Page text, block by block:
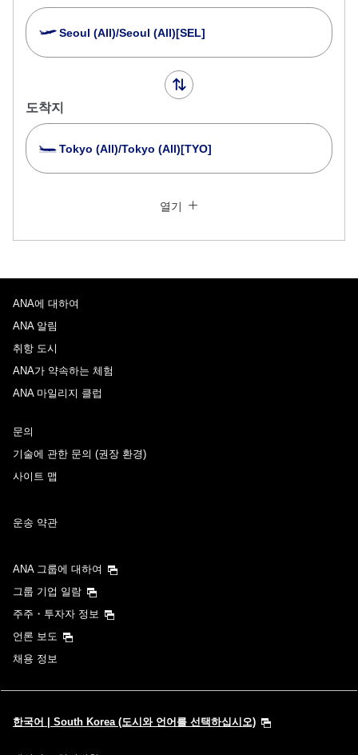
Seoul (All)/Seoul (All)[SEL]
도착지
Tokyo (All)/Tokyo (All)[TYO]
운임 타입 지정하지 않음
출국 출발일 및 시간대
시간 지정하지 않음
시간 지정하지 않음
경유지 및 환승 소요 시간을 추가하기
열기
ANA에 대하여
ANA 알림
취항 도시
ANA가 약속하는 체험
ANA 마일리지 클럽
문의
기술에 관한 문의 (권장 환경)
사이트 맵
운송 약관
ANA 그룹에 대하여
그룹 기업 일람
주주・투자자 정보
언론 보도
채용 정보
한국어 | South Korea (도시와 언어를 선택하십시오)